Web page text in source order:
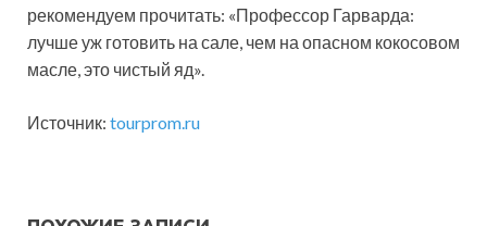
рекомендуем прочитать: «Профессор Гарварда:
лучше уж готовить на сале, чем на опасном кокосовом
масле, это чистый яд».
Источник: tourprom.ru